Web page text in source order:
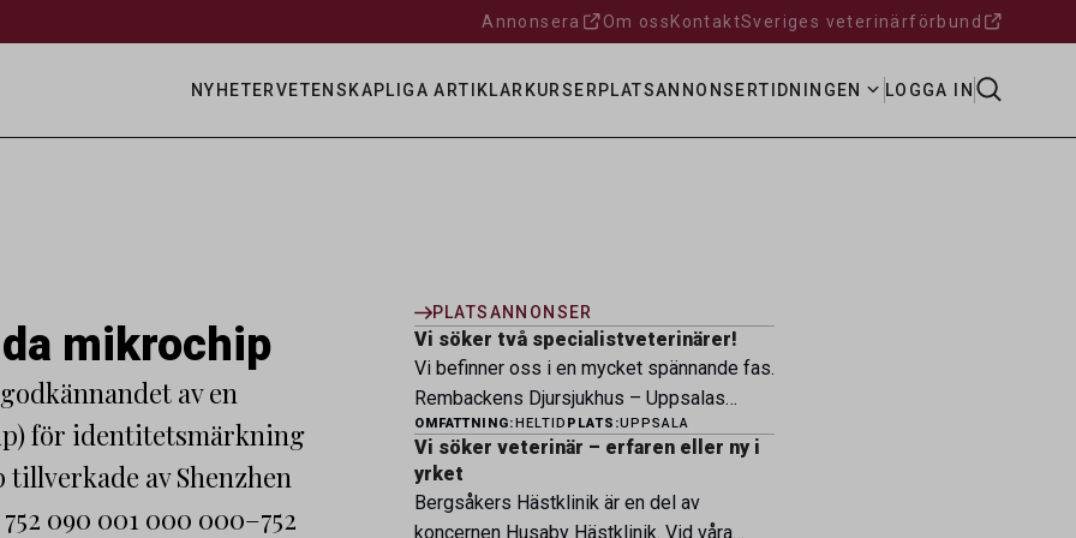
Annonsera Om oss KontaktSveriges veterinärförbund
NYHETERVETENSKAPLIGA ARTIKLAR KURSER PLATSANNONSERTIDNINGEN LOGGA IN
mikrochip
av en
för identitetsmärkning
av Shenzhen
090 001 000 000–752
PLATSANNONSER
Vi söker två specialistveterinärer!
Vi befinner oss i en mycket spännande fas.
Rembackens Djursjukhus – Uppsalas
ledande djursjukhus – expanderar nu sin
specialistverksamhet och söker
legitimerade veterinärer med
specialistkompetens som vill vara med
OMFATTNING:HELTID PLATS:UPPSALA
Vi söker veterinär – erfaren eller ny i
yrket
Bergsåkers Hästklinik är en del av
koncernen Husaby Hästklinik. Vid våra